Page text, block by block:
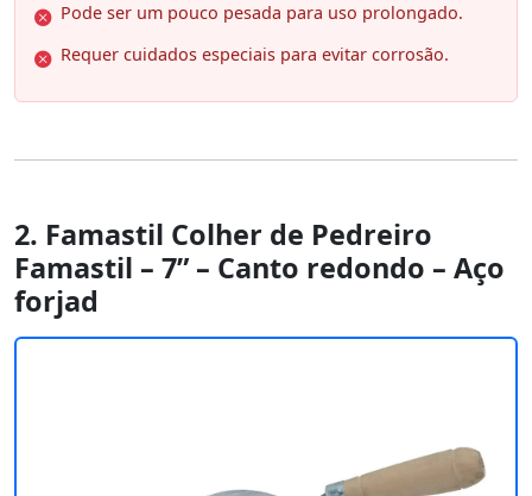
Pode ser um pouco pesada para uso prolongado.
Requer cuidados especiais para evitar corrosão.
2. Famastil Colher de Pedreiro
Famastil – 7” – Canto redondo – Aço
forjad